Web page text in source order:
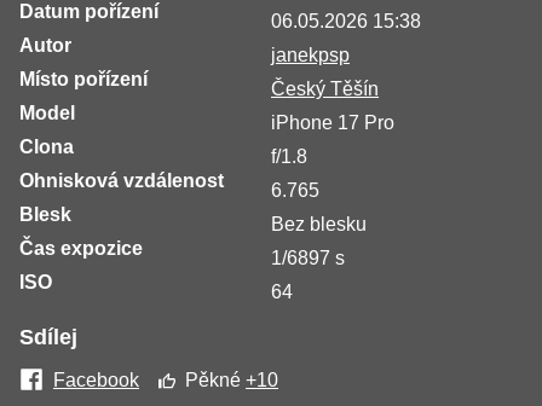
Datum pořízení
06.05.2026 15:38
Autor
janekpsp
Místo pořízení
Český Těšín
Model
iPhone 17 Pro
Clona
f/1.8
Ohnisková vzdálenost
6.765
Blesk
Bez blesku
Čas expozice
1/6897 s
ISO
64
Sdílej
Facebook Pěkné+10